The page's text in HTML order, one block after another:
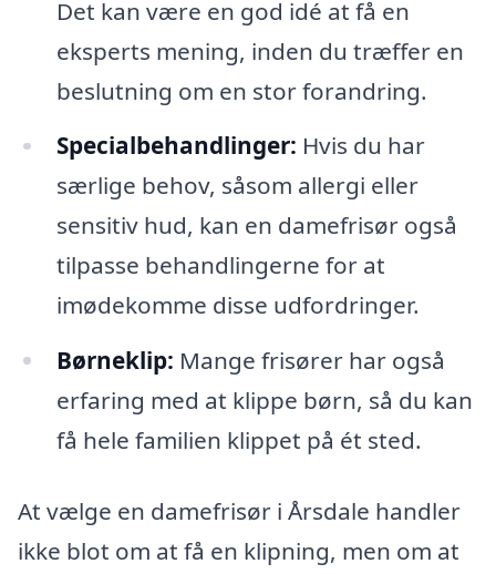
Det kan være en god idé at få en
eksperts mening, inden du træffer en
beslutning om en stor forandring.
Specialbehandlinger: Hvis du har
særlige behov, såsom allergi eller
sensitiv hud, kan en damefrisør også
tilpasse behandlingerne for at
imødekomme disse udfordringer.
Børneklip: Mange frisører har også
erfaring med at klippe børn, så du kan
få hele familien klippet på ét sted.
At vælge en damefrisør i Årsdale handler
ikke blot om at få en klipning, men om at